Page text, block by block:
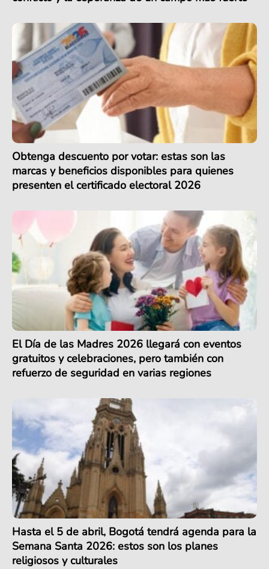
Obtenga descuento por votar: estas son las
marcas y beneficios disponibles para quienes
presenten el certificado electoral 2026
El Día de las Madres 2026 llegará con eventos
gratuitos y celebraciones, pero también con
refuerzo de seguridad en varias regiones
Hasta el 5 de abril, Bogotá tendrá agenda para la
Semana Santa 2026: estos son los planes
religiosos y culturales